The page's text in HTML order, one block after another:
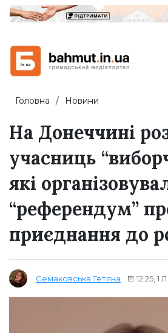
Головна Новини
На Донеччині
учасниць
які
“референдум”
приєднання до
Семаковська Тетяна 12:25, 1